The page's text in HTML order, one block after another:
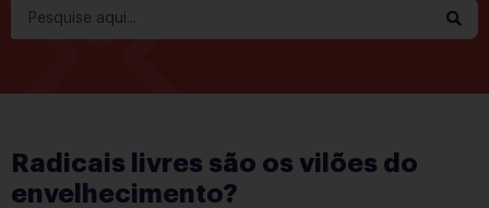
Radicais livres são os vilões do
envelhecimento?